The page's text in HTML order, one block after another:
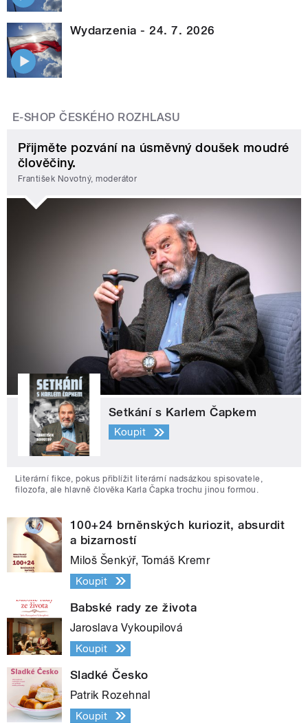
Wydarzenia - 24. 7. 2026
E-SHOP ČESKÉHO ROZHLASU
Přijměte pozvání na úsměvný doušek moudré
člověčiny.
František Novotný, moderátor
Setkání s Karlem Čapkem
Koupit
Literární fikce, pokus přiblížit literární nadsázkou spisovatele,
filozofa, ale hlavně člověka Karla Čapka trochu jinou formou.
100+24 brněnských kuriozit, absurdit
a bizarností
Miloš Šenkýř, Tomáš Kremr
Koupit
Babské rady ze života
Jaroslava Vykoupilová
Koupit
Sladké Česko
Patrik Rozehnal
Koupit